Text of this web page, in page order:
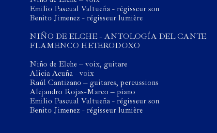
Emilio Pascual Valtueña - régisseur son
Benito Jimenez - régisseur lumière
NIÑO DE ELCHE - ANTOLOGÍA DEL CANTE
FLAMENCO HETERODOXO
Niño de Elche – voix, guitare
Alicia Acuña - voix
Raúl Cantizano – guitares, percussions
Alejandro Rojas-Marco – piano
Emilio Pascual Valtueña - régisseur son
Benito Jimenez - régisseur lumière